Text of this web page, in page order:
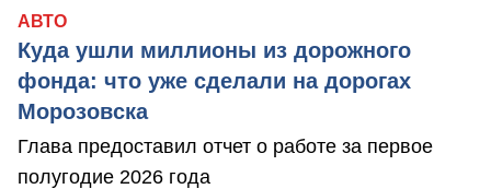
АВТО
Куда ушли миллионы из дорожного
фонда: что уже сделали на дорогах
Морозовска
Глава предоставил отчет о работе за первое
полугодие 2026 года